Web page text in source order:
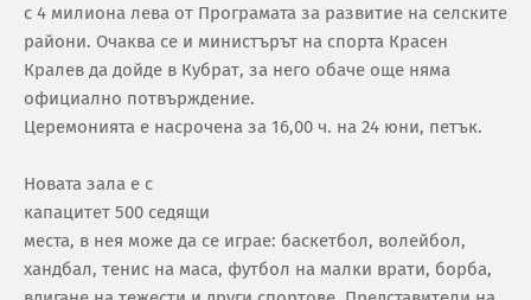
с 4 милиона лева от Програмата за развитие на селските
райони. Очаква се и министърът на спорта Красен
Кралев да дойде в Кубрат, за него обаче още няма
официално потвърждение.
Церемонията е насрочена за 16,00 ч. на 24 юни, петък.
Новата зала е с
капацитет 500 седящи
места, в нея може да се играе: баскетбол, волейбол,
хандбал, тенис на маса, футбол на малки врати, борба,